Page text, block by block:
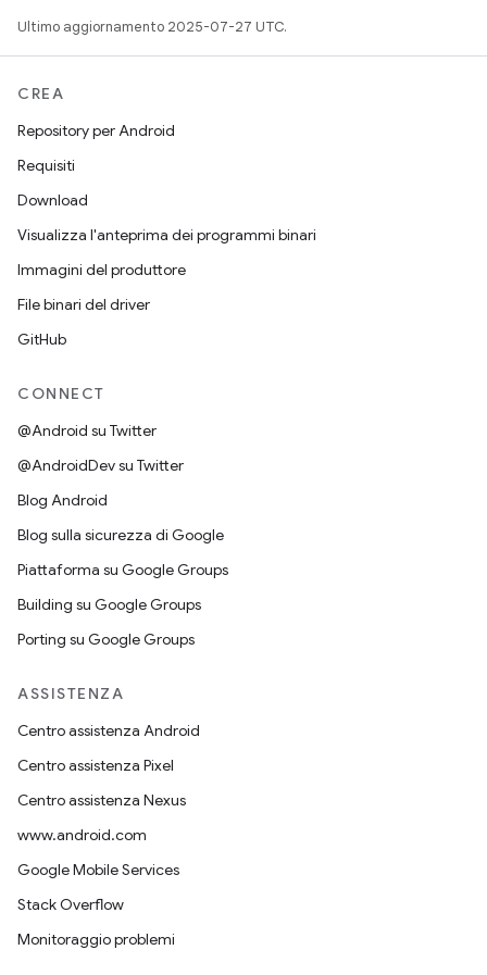
Ultimo aggiornamento 2025-07-27 UTC.
CREA
Repository per Android
Requisiti
Download
Visualizza l'anteprima dei programmi binari
Immagini del produttore
File binari del driver
GitHub
CONNECT
@Android su Twitter
@AndroidDev su Twitter
Blog Android
Blog sulla sicurezza di Google
Piattaforma su Google Groups
Building su Google Groups
Porting su Google Groups
ASSISTENZA
Centro assistenza Android
Centro assistenza Pixel
Centro assistenza Nexus
www.android.com
Google Mobile Services
Stack Overflow
Monitoraggio problemi